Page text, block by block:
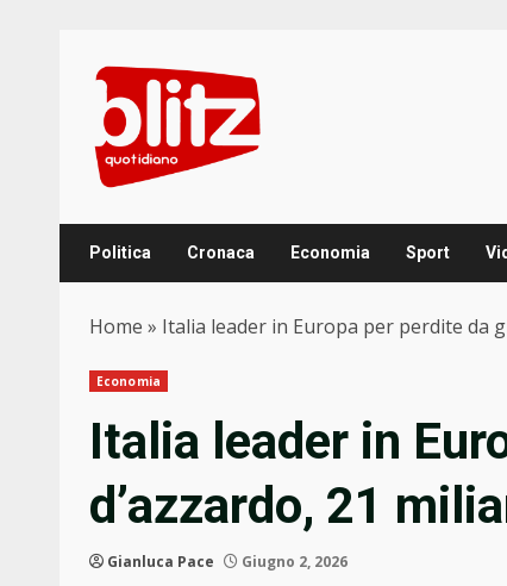
content
Politica Cronaca Economia Sport
Home » Italia leader in Europa per perdite da
Economia
Italia leader in
d’azzardo, 21
Gianluca Pace Giugno 2, 2026